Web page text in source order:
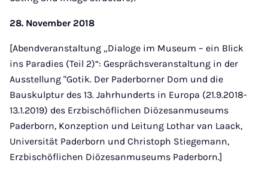
28. November 2018
[Abendveranstaltung „Dialoge im Museum – ein Blick
ins Paradies (Teil 2)“: Gesprächsveranstaltung in der
Ausstellung "Gotik. Der Paderborner Dom und die
Bauskulptur des 13. Jahrhunderts in Europa (21.9.2018-
13.1.2019) des Erzbischöflichen Diözesanmuseums
Paderborn, Konzeption und Leitung Lothar van Laack,
Universität Paderborn und Christoph Stiegemann,
Erzbischöflichen Diözesanmuseums Paderborn.]